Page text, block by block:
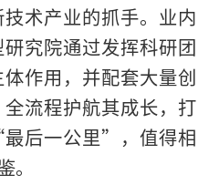
术产业的抓手。业内
究院通过发挥科研团
作用，并配套大量创
流程护航其成长，打
后一公里”，值得相